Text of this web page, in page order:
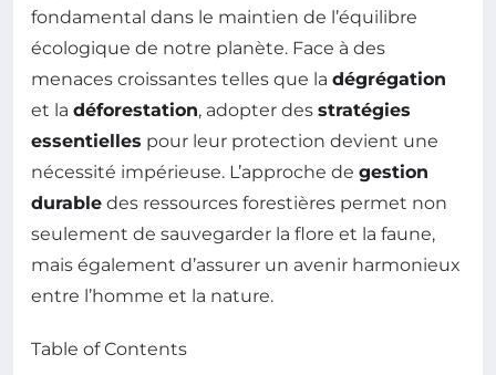
fondamental dans le maintien de l’équilibre
écologique de notre planète. Face à des
menaces croissantes telles que la dégrégation
et la déforestation, adopter des stratégies
essentielles pour leur protection devient une
nécessité impérieuse. L’approche de gestion
durable des ressources forestières permet non
seulement de sauvegarder la flore et la faune,
mais également d’assurer un avenir harmonieux
entre l’homme et la nature.
Table of Contents